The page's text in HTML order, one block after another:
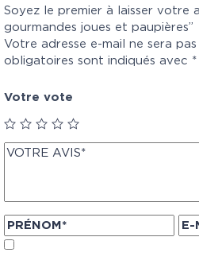
Soyez le premier à laisser votre
gourmandes joues et paupières”
Votre adresse e-mail ne sera pas
obligatoires sont indiqués avec *
Votre vote